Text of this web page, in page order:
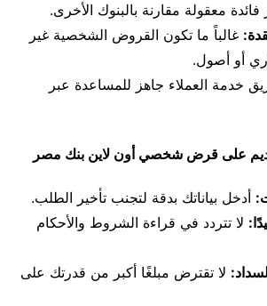
فائدة معقولة مقارنة بالبنوك الأخرى.
غالباً ما تكون القروض الشخصية غير
أو أصول.
خدمة العملاء جاهز للمساعدة عبر
على قرض شخصي أون لاين بنك مصر
أدخل بياناتك بدقة لتجنب تأخير الطلب.
لا تتردد في قراءة الشروط والأحكام
لا تقترض مبلغًا أكبر من قدرتك على